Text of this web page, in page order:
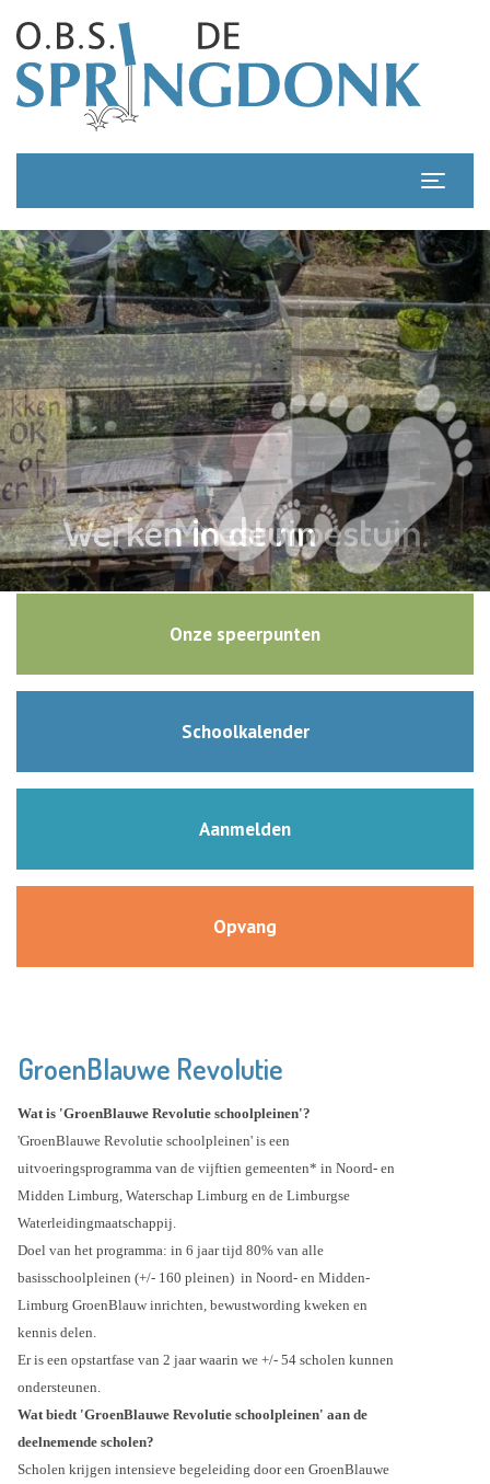
Moestuin
Werken in de moestuin.
Onze speerpunten
Schoolkalender
Aanmelden
Opvang
GroenBlauwe Revolutie
Wat is 'GroenBlauwe Revolutie schoolpleinen'?
'GroenBlauwe Revolutie schoolpleinen' is een
uitvoeringsprogramma van de vijftien gemeenten* in Noord- en
Midden Limburg, Waterschap Limburg en de Limburgse
Waterleidingmaatschappij.
Doel van het programma: in 6 jaar tijd 80% van alle
basisschoolpleinen (+/- 160 pleinen) in Noord- en Midden-
Limburg GroenBlauw inrichten, bewustwording kweken en
kennis delen.
Er is een opstartfase van 2 jaar waarin we +/- 54 scholen kunnen
ondersteunen.
Wat biedt 'GroenBlauwe Revolutie schoolpleinen' aan de
deelnemende scholen?
Scholen krijgen intensieve begeleiding door een GroenBlauwe